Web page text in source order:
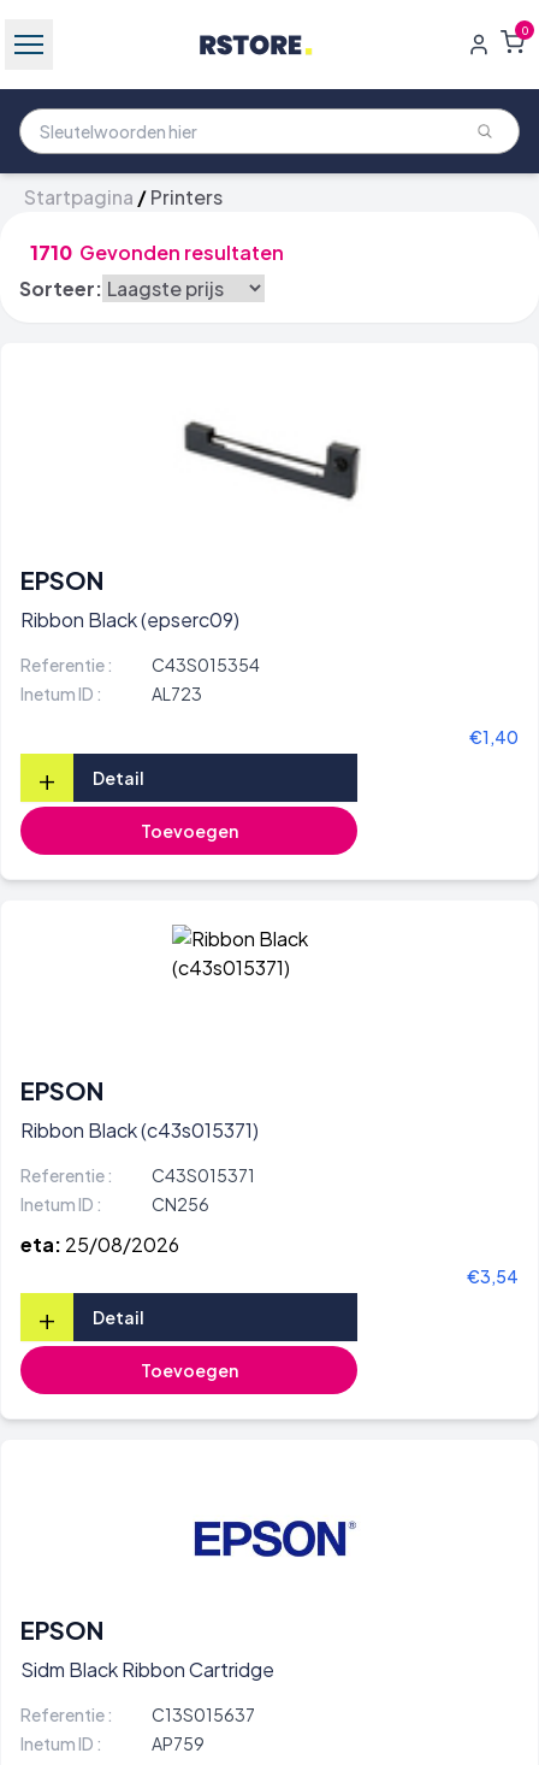
0
Startpagina /Printers
1710 Gevonden resultaten
Sorteer:
EPSON
Ribbon Black (epserc09)
Referentie :
C43S015354
Inetum ID :
AL723
€1,40
+ Detail
Toevoegen
EPSON
Ribbon Black (c43s015371)
Referentie :
C43S015371
Inetum ID :
CN256
eta: 25/08/2026
€3,54
+ Detail
Toevoegen
EPSON
Sidm Black Ribbon Cartridge
Referentie :
C13S015637
Inetum ID :
AP759